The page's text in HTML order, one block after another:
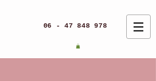
06 - 47 848 978